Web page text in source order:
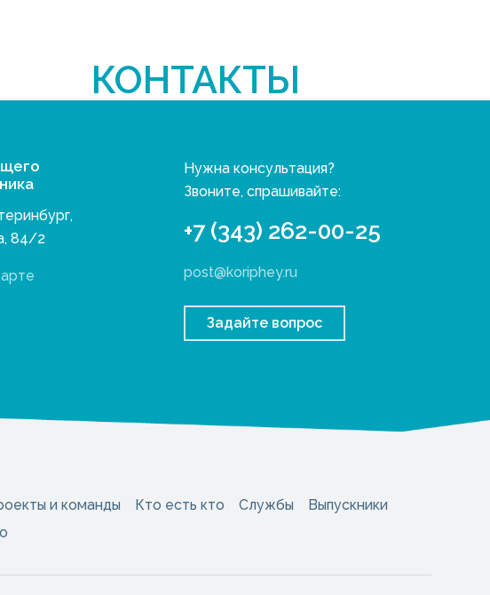
КОНТАКТЫ
84/2
Нужна консультация?
Звоните, спрашивайте:
+7 (343) 262-00-25
post@koriphey.ru
Задайте вопрос
и команды Кто есть кто Службы
Выпускники